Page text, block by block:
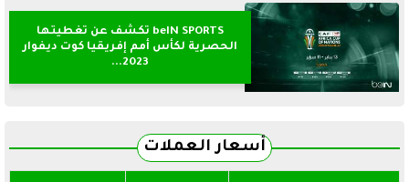
beIN SPORTS تكشف عن تغطيتها
الحصرية لكأس أمم إفريقيا كوت ديفوار
2023...
أسعار العملات